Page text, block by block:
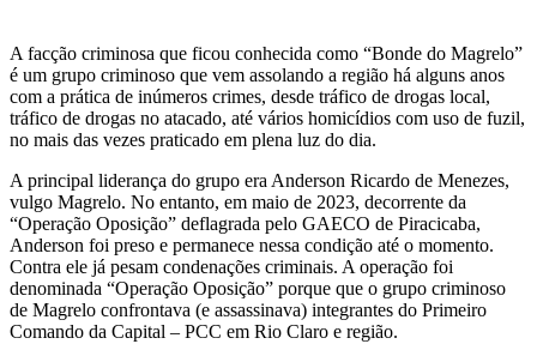
A facção criminosa que ficou conhecida como “Bonde do Magrelo”
é um grupo criminoso que vem assolando a região há alguns anos
com a prática de inúmeros crimes, desde tráfico de drogas local,
tráfico de drogas no atacado, até vários homicídios com uso de fuzil,
no mais das vezes praticado em plena luz do dia.
A principal liderança do grupo era Anderson Ricardo de Menezes,
vulgo Magrelo. No entanto, em maio de 2023, decorrente da
“Operação Oposição” deflagrada pelo GAECO de Piracicaba,
Anderson foi preso e permanece nessa condição até o momento.
Contra ele já pesam condenações criminais. A operação foi
denominada “Operação Oposição” porque que o grupo criminoso
de Magrelo confrontava (e assassinava) integrantes do Primeiro
Comando da Capital – PCC em Rio Claro e região.